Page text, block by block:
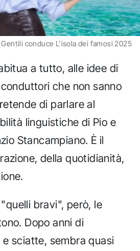
Gentili conduce L'isola dei famosi 2025
a tutto, alle idee di
che non sanno
di parlare al
linguistiche di Pio e
Stancampiano. È il
della quotidianità,
bravi", però, le
Dopo anni di
sciatte, sembra quasi